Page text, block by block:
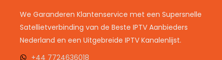
We Garanderen Klantenservice met een Supersnelle
Satellietverbinding van de Beste IPTV Aanbieders
Nederland en een Uitgebreide IPTV Kanalenlijst.
+44 7724636018